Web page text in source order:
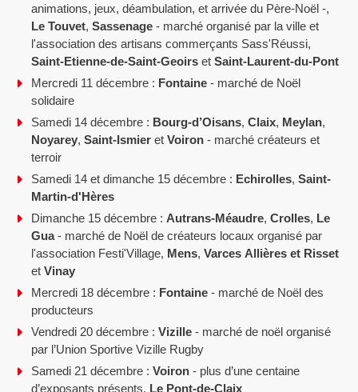
animations, jeux, déambulation, et arrivée du Père-Noël -,
Le Touvet, Sassenage- marché organisé par la ville et
l'association des artisans commerçants Sass'Réussi,
Saint-Etienne-de-Saint-Geoirs et Saint-Laurent-du-Pont
Mercredi 11 décembre : Fontaine- marché de Noël
solidaire
Samedi 14 décembre : Bourg-d’Oisans, Claix, Meylan,
Noyarey,Saint-Ismieret Voiron - marché créateurs et
terroir
Samedi 14 et dimanche 15 décembre : Echirolles, Saint-
Martin-d'Hères
Dimanche 15 décembre : Autrans-Méaudre,Crolles, Le
Gua- marché de Noël de créateurs locaux organisé par
l'association Festi'Village, Mens, Varces Allières et Risset
et Vinay
Mercredi 18 décembre : Fontaine- marché de Noël des
producteurs
Vendredi 20 décembre :Vizille - marché de noël organisé
par l’Union Sportive Vizille Rugby
Samedi 21 décembre :Voiron- plus d’une centaine
d’exposants présents, Le Pont-de-Claix